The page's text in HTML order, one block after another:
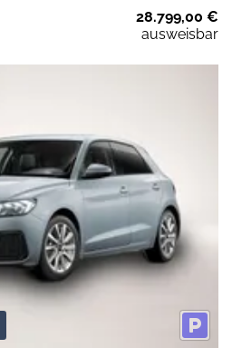
28.799,00 €
ausweisbar